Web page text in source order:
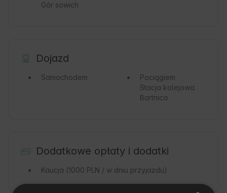
Gór sowich
Dojazd
Samochodem
Pociągiem
Stacja kolejowa
Bartnica
Dodatkowe opłaty i dodatki
Kaucja (1000 PLN / w dniu przyjazdu)